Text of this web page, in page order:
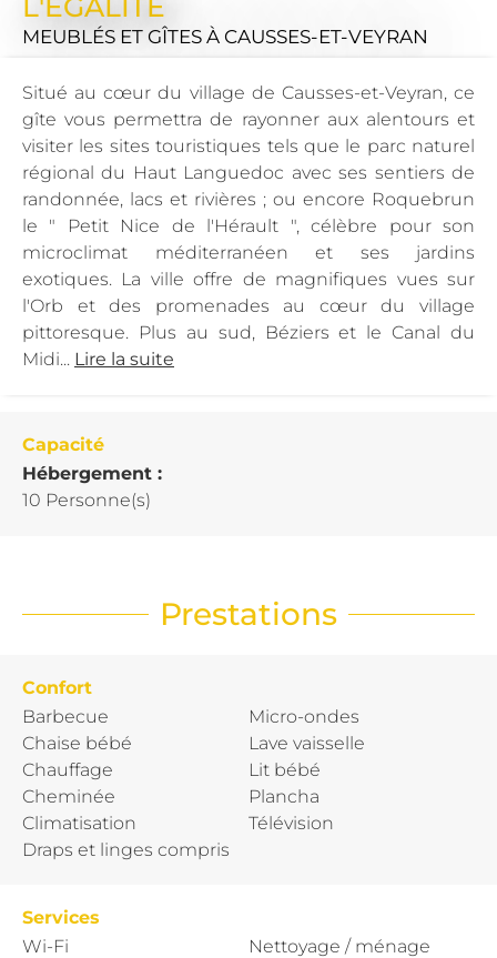
MEUBLÉS ET GÎTES À CAUSSES-ET-VEYRAN
Situé au cœur du village de Causses-et-Veyran, ce
gîte vous permettra de rayonner aux alentours et
visiter les sites touristiques tels que le parc naturel
régional du Haut Languedoc avec ses sentiers de
randonnée, lacs et rivières ; ou encore Roquebrun
le " Petit Nice de l'Hérault ", célèbre pour son
microclimat méditerranéen et ses jardins
exotiques. La ville offre de magnifiques vues sur
l'Orb et des promenades au cœur du village
pittoresque. Plus au sud, Béziers et le Canal du
Midi... Lire la suite
Capacité
Hébergement :
10 Personne(s)
Prestations
Confort
Barbecue
Chaise bébé
Chauffage
Cheminée
Climatisation
Draps et linges compris
Micro-ondes
Lave vaisselle
Lit bébé
Plancha
Télévision
Services
Wi-Fi
Nettoyage / ménage